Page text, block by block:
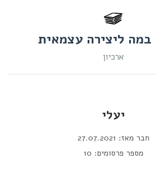
ליצירה עצמאית
ארכיון
יעלי
חבר מאז: 27.07.2021
מספר פרסומים: 10